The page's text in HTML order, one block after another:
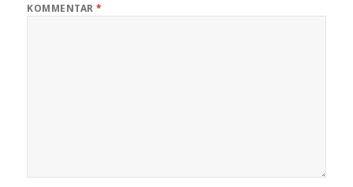
KOMMENTAR*